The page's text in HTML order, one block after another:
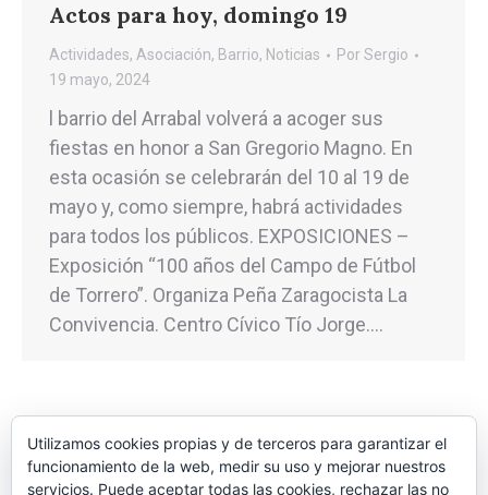
Actos para hoy, domingo 19
Actividades, Asociación, Barrio, Noticias PorSergio
19 mayo, 2024
l barrio del Arrabal volverá a acoger sus
fiestas en honor a San Gregorio Magno. En
esta ocasión se celebrarán del 10 al 19 de
mayo y, como siempre, habrá actividades
para todos los públicos. EXPOSICIONES –
Exposición “100 años del Campo de Fútbol
de Torrero”. Organiza Peña Zaragocista La
Convivencia. Centro Cívico Tío Jorge.…
← 1 … 10 11 12 13 14
…
27
→
Utilizamos cookies propias y de terceros para garantizar el
funcionamiento de la web, medir su uso y mejorar nuestros
servicios. Puede aceptar todas las cookies, rechazar las no